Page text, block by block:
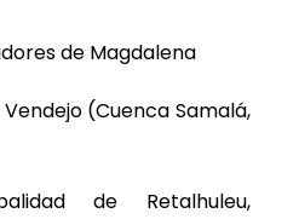
de Magdalena
(Cuenca Samalá,
de Retalhuleu,